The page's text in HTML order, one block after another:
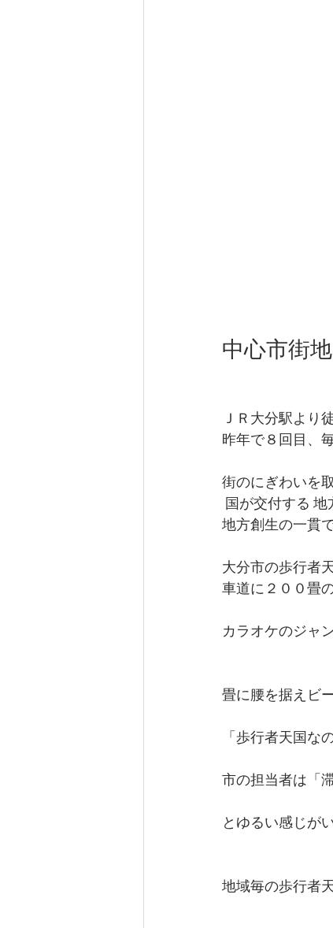
中心市街
ＪＲ大分駅より
昨年で８回目、
街のにぎわいを
国が交付する 地
地方創生の一貫で
大分市の歩行者
車道に２００畳
カラオケのジャ
畳に腰を据えビ
「歩行者天国な
市の担当者は「
とゆるい感じが
地域毎の歩行者